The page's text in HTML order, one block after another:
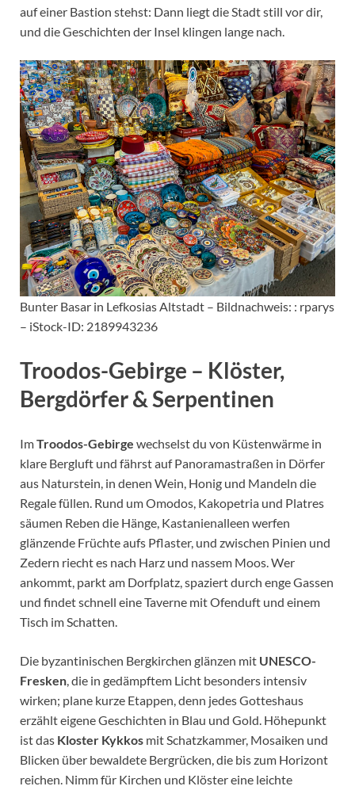
auf einer Bastion stehst: Dann liegt die Stadt still vor dir,
und die Geschichten der Insel klingen lange nach.
Bunter Basar in Lefkosias Altstadt – Bildnachweis: : rparys
– iStock-ID: 2189943236
Troodos-Gebirge – Klöster,
Bergdörfer & Serpentinen
ImTroodos-Gebirge wechselst du von Küstenwärme in
klare Bergluft und fährst auf Panoramastraßen in Dörfer
aus Naturstein, in denen Wein, Honig und Mandeln die
Regale füllen. Rund um Omodos, Kakopetria und Platres
säumen Reben die Hänge, Kastanienalleen werfen
glänzende Früchte aufs Pflaster, und zwischen Pinien und
Zedern riecht es nach Harz und nassem Moos. Wer
ankommt, parkt am Dorfplatz, spaziert durch enge Gassen
und findet schnell eine Taverne mit Ofenduft und einem
Tisch im Schatten.
Die byzantinischen Bergkirchen glänzen mit UNESCO-
Fresken , die in gedämpftem Licht besonders intensiv
wirken; plane kurze Etappen, denn jedes Gotteshaus
erzählt eigene Geschichten in Blau und Gold. Höhepunkt
ist das Kloster Kykkos mit Schatzkammer, Mosaiken und
Blicken über bewaldete Bergrücken, die bis zum Horizont
reichen. Nimm für Kirchen und Klöster eine leichte